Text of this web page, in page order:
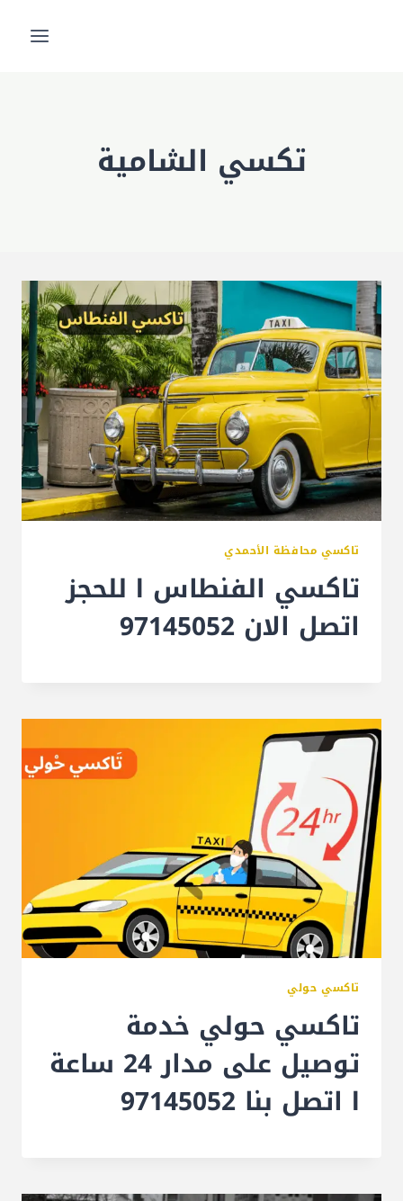
تكسي الشامية
تاكسي محافظة الأحمدي
تاكسي الفنطاس l للحجز
اتصل الان 97145052
تاكسي حولي
تاكسي حولي خدمة
توصيل على مدار 24 ساعة
l اتصل بنا 97145052